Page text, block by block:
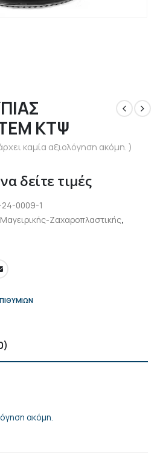
ΚΤΨ
καμία αξιολόγηση ακόμη. )
δείτε τιμές
0009-1
Ζαχαροπλαστικής,
ακόμη.